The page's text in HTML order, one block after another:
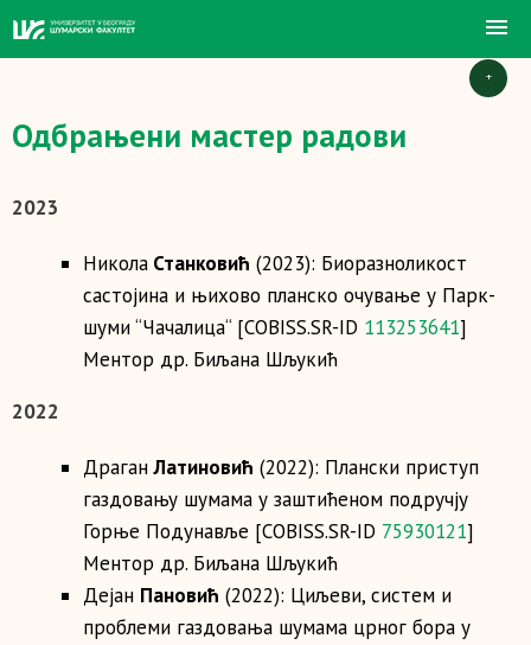
+
Одбрањени мастер радови
2023
Никола Станковић (2023): Биоразноликост
састојина и њихово планско очување у Парк-
шуми “Чачалица“ [COBISS.SR-ID 113253641]
Ментор др. Биљана Шљукић
2022
ДраганЛатиновић (2022): Плански приступ
газдовању шумама у заштићеном подручју
Горње Подунавље [COBISS.SR-ID 75930121]
Ментор др. Биљана Шљукић
Дејан Пановић (2022): Циљеви, систем и
проблеми газдовања шумама црног бора у